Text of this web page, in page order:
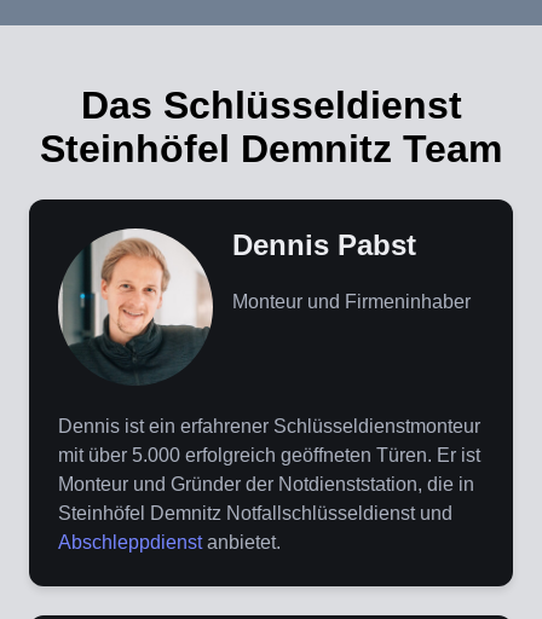
Das Schlüsseldienst
Steinhöfel Demnitz Team
Dennis Pabst
Monteur und Firmeninhaber
Dennis ist ein erfahrener Schlüsseldienstmonteur
mit über 5.000 erfolgreich geöffneten Türen. Er ist
Monteur und Gründer der Notdienststation, die in
Steinhöfel Demnitz Notfallschlüsseldienst und
Abschleppdienstanbietet.